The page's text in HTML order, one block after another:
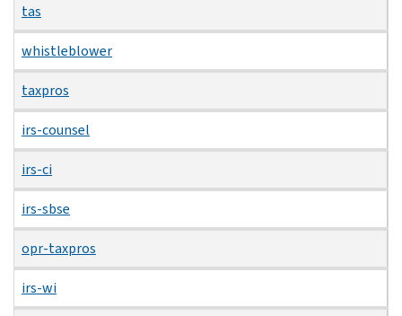
tas
whistleblower
taxpros
irs-counsel
irs-ci
irs-sbse
opr-taxpros
irs-wi